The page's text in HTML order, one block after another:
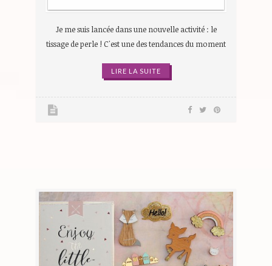
Je me suis lancée dans une nouvelle activité : le
tissage de perle ! C'est une des tendances du moment
LIRE LA SUITE